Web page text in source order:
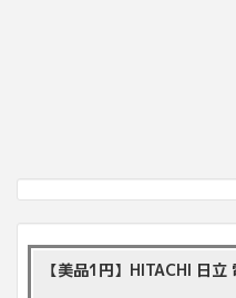
【美品1円】HITACHI 日